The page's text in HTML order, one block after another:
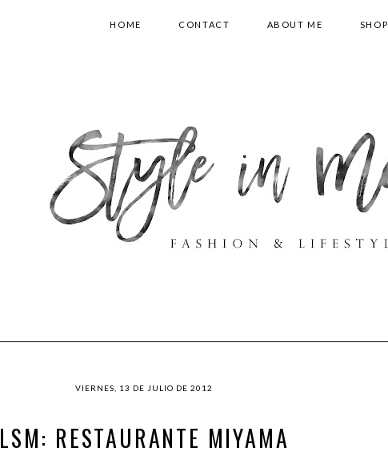
HOME CONTACT ABOUT ME SHOP
VIERNES, 13 DE JULIO DE 2012
LSM: RESTAURANTE MIYAMA